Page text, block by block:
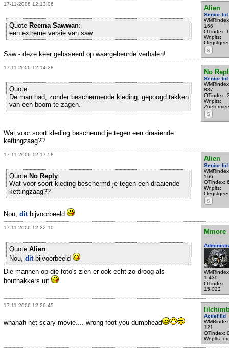
17-11-2006 12:13:06
Alien
Senior lid
166
OTindex:
Wnplts:
S
Quote Reema Sawwan:
een extreme versie van saw
Saw - deze keer gebaseerd op waargebeurde verhalen!
17-11-2006 12:14:28
No
Senior lid
887
OTindex:
Wnplts:
S
Quote:
De man had, zonder beschermende kleding, gepoogd takken
van een boom te zagen.
Wat voor soort kleding beschermd je tegen een draaiende
kettingzaag??
17-11-2006 12:17:58
Alien
Senior lid
166
OTindex:
Wnplts:
S
Quote No Reply:
Wat voor soort kleding beschermd je tegen een draaiende
kettingzaag??
Nou, ditbijvoorbeeld
17-11-2006 12:22:10
Mmore
1.439
OTindex:
15.022
Quote Alien:
Nou, ditbijvoorbeeld
Die mannen op die foto's zien er ook echt zo droog als
houthakkers uit
17-11-2006 12:26:45
Actief lid
121
OTindex:
Wnplts:
whahah net scary movie.... wrong foot you dumbhead